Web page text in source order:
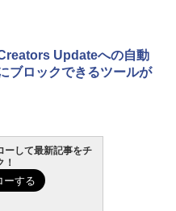
ート公式テキスト 第４版
現辞典: 思い通りの絵を引き
プトの言葉 AI画像生成シリー
ラストLabo)
Paperwhite (16GB) 7イ
レイ、色調調節ライト、12
テリー、広告なし、ブラッ
- 目に優しい、かさばら
画面で読みやすい、6週間持
、6インチディスプレイ電子
Updateへの自動
ブロックできるツールが
ーして最新記事をチ
！